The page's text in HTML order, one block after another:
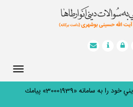
شما مي توانيد سوالات ديني خود را به سامانه «30001939» پيامك